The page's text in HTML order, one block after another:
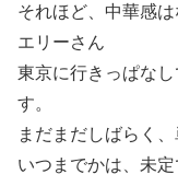
それほど、中華感は
エリーさん
東京に行きっぱな
す。
まだまだしばらく、
いつまでかは、未定